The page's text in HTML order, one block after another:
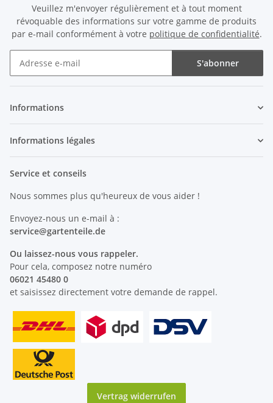
Veuillez m'envoyer régulièrement et à tout moment
révoquable des informations sur votre gamme de produits
par e-mail conformément à votre politique de confidentialité.
S'abonner
Informations
Informations légales
Service et conseils
Nous sommes plus qu'heureux de vous aider !
Envoyez-nous un e-mail à :
service@gartenteile.de
Ou laissez-nous vous rappeler.
Pour cela, composez notre numéro
06021 45480 0
et saisissez directement votre demande de rappel.
Vertrag widerrufen